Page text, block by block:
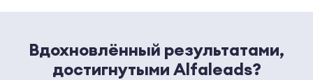
Вдохновлённый результатами,
достигнутыми Alfaleads?